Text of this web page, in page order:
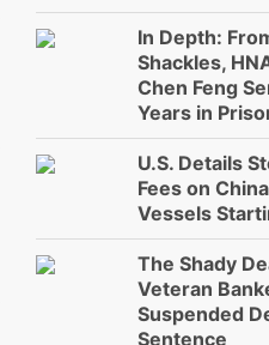
In Depth:
Shackles,
Chen Feng
Years in
U.S. Details
Fees on
Vessels
The Shady
Veteran
Suspended
Sentence